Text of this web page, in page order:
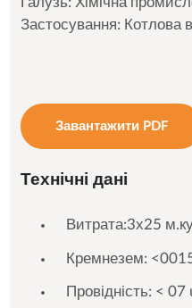
Застосування: Котлова
Завантажити PDF
Технічні дані
Витрата:3х25
Кремнезем:
Провідність: <